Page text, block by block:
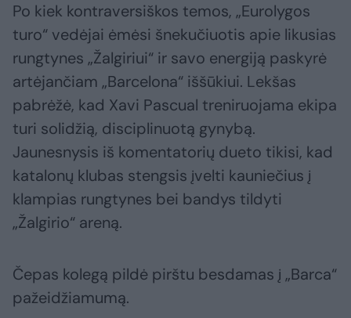
Po kiek kontraversiškos temos, „Eurolygos
turo“ vedėjai ėmėsi šnekučiuotis apie likusias
rungtynes „Žalgiriui“ ir savo energiją paskyrė
artėjančiam „Barcelona“ iššūkiui. Lekšas
pabrėžė, kad Xavi Pascual treniruojama ekipa
turi solidžią, disciplinuotą gynybą.
Jaunesnysis iš komentatorių dueto tikisi, kad
katalonų klubas stengsis įvelti kauniečius į
klampias rungtynes bei bandys tildyti
„Žalgirio“ areną.
Čepas kolegą pildė pirštu besdamas į „Barca“
pažeidžiamumą.